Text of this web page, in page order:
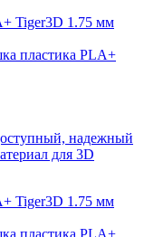
пластика PLA+
надежный
для 3D
пластика PLA+